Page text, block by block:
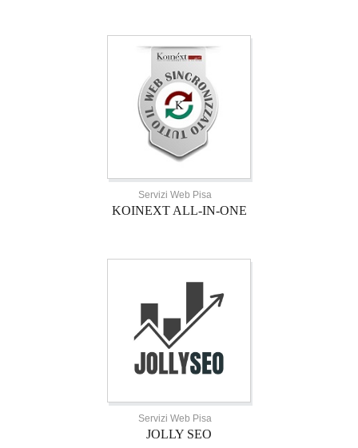
Servizi Web Pisa
KOINEXT ALL-IN-ONE
Servizi Web Pisa
JOLLY SEO